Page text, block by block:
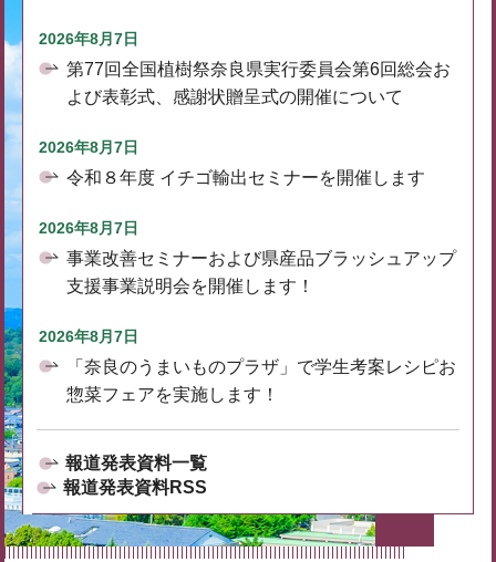
2026年8月7日
第77回全国植樹祭奈良県実行委員会第6回総会お
よび表彰式、感謝状贈呈式の開催について
2026年8月7日
令和８年度 イチゴ輸出セミナーを開催します
2026年8月7日
事業改善セミナーおよび県産品ブラッシュアップ
支援事業説明会を開催します！
2026年8月7日
「奈良のうまいものプラザ」で学生考案レシピお
惣菜フェアを実施します！
報道発表資料一覧
報道発表資料RSS